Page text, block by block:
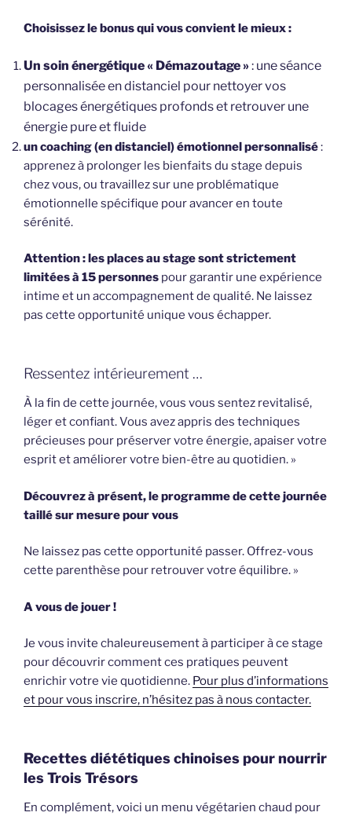
Choisissez le bonus qui vous convient le mieux :
Un soin énergétique « Démazoutage »: une séance
personnalisée en distanciel pour nettoyer vos
blocages énergétiques profonds et retrouver une
énergie pure et fluide
un coaching (en distanciel) émotionnel personnalisé:
apprenez à prolonger les bienfaits du stage depuis
chez vous, ou travaillez sur une problématique
émotionnelle spécifique pour avancer en toute
sérénité.
Attention : les places au stage sont strictement
limitées à 15 personnes pour garantir une expérience
intime et un accompagnement de qualité. Ne laissez
pas cette opportunité unique vous échapper.
Ressentez intérieurement …
À la fin de cette journée, vous vous sentez revitalisé,
léger et confiant. Vous avez appris des techniques
précieuses pour préserver votre énergie, apaiser votre
esprit et améliorer votre bien-être au quotidien. »
Découvrez à présent, le programme de cette journée
taillé sur mesure pour vous
Ne laissez pas cette opportunité passer. Offrez-vous
cette parenthèse pour retrouver votre équilibre. »
A vous de jouer !
Je vous invite chaleureusement à participer à ce stage
pour découvrir comment ces pratiques peuvent
enrichir votre vie quotidienne. Pour plus d’informations
et pour vous inscrire, n’hésitez pas à nous contacter.
Recettes diététiques chinoises pour nourrir
les Trois Trésors
En complément, voici un menu végétarien chaud pour